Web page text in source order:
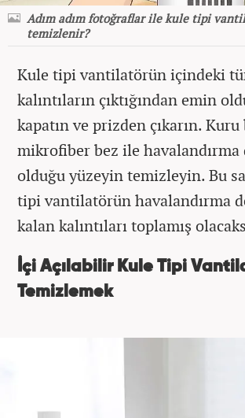
Adım adım fotoğraflar ile kule tipi
temizlenir?
Kule tipi vantilatörün içindeki
kalıntıların çıktığından emin
kapatın ve prizden çıkarın.
mikrofiber bez ile
olduğu yüzeyin temizleyin. Bu
tipi vantilatörün havalandırma
kalan kalıntıları toplamış
İçi Açılabilir Kule Tipi
Temizlemek